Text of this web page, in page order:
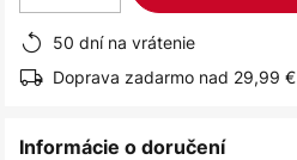
50 dní na vrátenie
Doprava zadarmo nad 29,99 €
Informácie o doručení